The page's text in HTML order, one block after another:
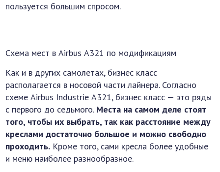
пользуется большим спросом.
Схема мест в Airbus А321 по модификациям
Как и в других самолетах, бизнес класс
располагается в носовой части лайнера. Согласно
схеме Airbus Industrie А321, бизнес класс — это ряды
с первого до седьмого. Места на самом деле стоят
того, чтобы их выбрать, так как расстояние между
креслами достаточно большое и можно свободно
проходить. Кроме того, сами кресла более удобные
и меню наиболее разнообразное.